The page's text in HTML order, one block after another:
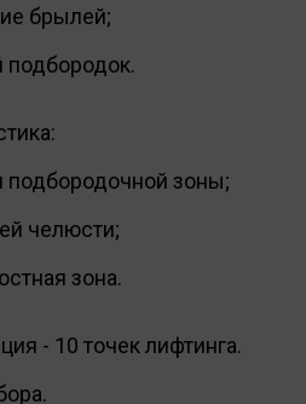
брылей;
подбородок.
подбородочной зоны;
челюсти;
зона.
- 10 точек лифтинга.